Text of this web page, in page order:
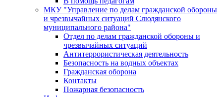
МКУ "Управление по делам гражданской обороны
и чрезвычайных ситуаций Слюдянского
муниципального района"
Отдел по делам гражданской обороны и
чрезвычайных ситуаций
Антитеррористическая деятельность
Безопасность на водных объектах
Гражданская оборона
Контакты
Пожарная безопасность